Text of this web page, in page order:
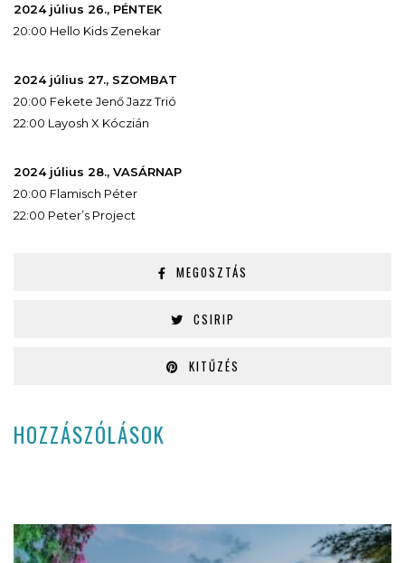
2024 július 26., PÉNTEK
20:00 Hello Kids Zenekar
2024 július 27., SZOMBAT
20:00 Fekete Jenő Jazz Trió
22:00 Layosh X Kóczián
2024 július 28., VASÁRNAP
20:00 Flamisch Péter
22:00 Peter’s Project
MEGOSZTÁS
CSIRIP
KITŰZÉS
HOZZÁSZÓLÁSOK